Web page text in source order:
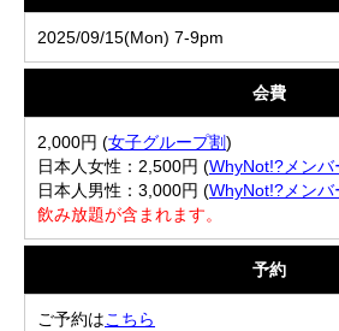
2025/09/15(Mon) 7-9pm
会費
2,000円 (女子グループ割)
日本人女性：2,500円 (WhyNot!?メンバ
日本人男性：3,000円 (WhyNot!?メンバ
飲み放題が含まれます。
予約
ご予約はこちら